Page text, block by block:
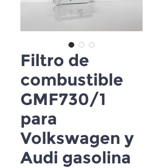
Filtro de
combustible
GMF730/1
para
Volkswagen y
Audi gasolina